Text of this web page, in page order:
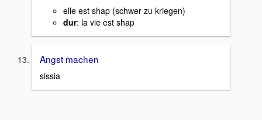
elle est shap (schwer zu kriegen)
dur: la vie est shap
Angst machen
sissia